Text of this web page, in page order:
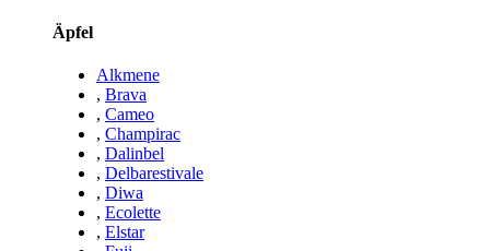
Äpfel
Alkmene
, Brava
, Cameo
, Champirac
, Dalinbel
, Delbarestivale
, Diwa
, Ecolette
, Elstar